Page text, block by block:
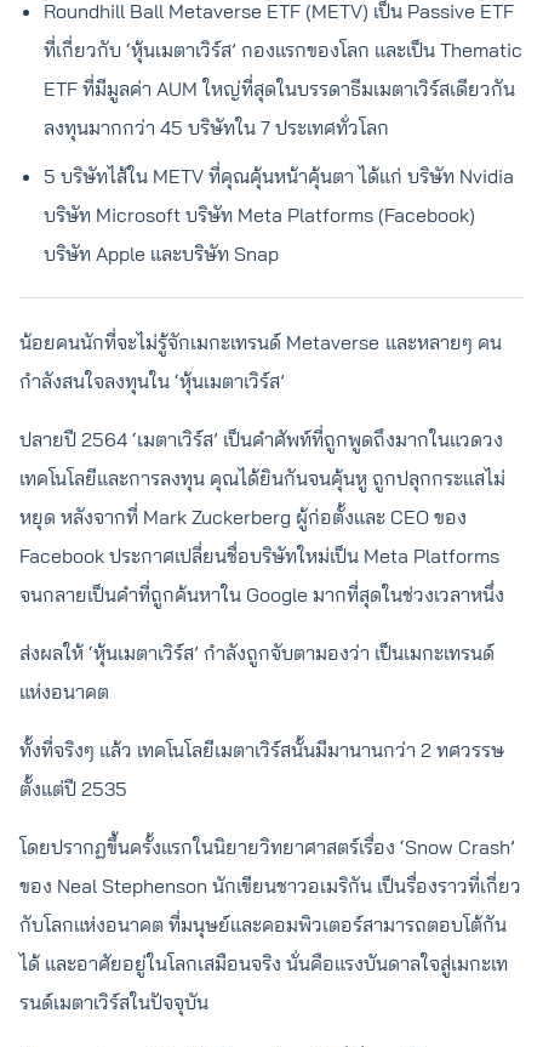
Roundhill Ball Metaverse ETF (METV) เป็น Passive ETF
ที่เกี่ยวกับ ‘หุ้นเมตาเวิร์ส’ กองแรกของโลก และเป็น Thematic
ETF ที่มีมูลค่า AUM ใหญ่ที่สุดในบรรดาธีมเมตาเวิร์สเดียวกัน
ลงทุนมากกว่า 45 บริษัทใน 7 ประเทศทั่วโลก
5 บริษัทไส้ใน METV ที่คุณคุ้นหน้าคุ้นตา ได้แก่ บริษัท Nvidia
บริษัท Microsoft บริษัท Meta Platforms (Facebook)
บริษัท Apple และบริษัท Snap
น้อยคนนักที่จะไม่รู้จักเมกะเทรนด์ Metaverse และหลายๆ คน
กำลังสนใจลงทุนใน ‘หุ้นเมตาเวิร์ส’
ปลายปี 2564 ‘เมตาเวิร์ส’ เป็นคำศัพท์ที่ถูกพูดถึงมากในแวดวง
เทคโนโลยีและการลงทุน คุณได้ยินกันจนคุ้นหู ถูกปลุกกระแสไม่
หยุด หลังจากที่ Mark Zuckerberg ผู้ก่อตั้งและ CEO ของ
Facebook ประกาศเปลี่ยนชื่อบริษัทใหม่เป็น Meta Platforms
จนกลายเป็นคำที่ถูกค้นหาใน Google มากที่สุดในช่วงเวลาหนึ่ง
ส่งผลให้ ‘หุ้นเมตาเวิร์ส’ กำลังถูกจับตามองว่า เป็นเมกะเทรนด์
แห่งอนาคต
ทั้งที่จริงๆ แล้ว เทคโนโลยีเมตาเวิร์สนั้นมีมานานกว่า 2 ทศวรรษ
ตั้งแต่ปี 2535
โดยปรากฏขึ้นครั้งแรกในนิยายวิทยาศาสตร์เรื่อง ‘Snow Crash’
ของ Neal Stephenson นักเขียนชาวอเมริกัน เป็นรื่องราวที่เกี่ยว
กับโลกแห่งอนาคต ที่มนุษย์และคอมพิวเตอร์สามารถตอบโต้กัน
ได้ และอาศัยอยู่ในโลกเสมือนจริง นั่นคือแรงบันดาลใจสู่เมกะเท
รนด์เมตาเวิร์สในปัจจุบัน